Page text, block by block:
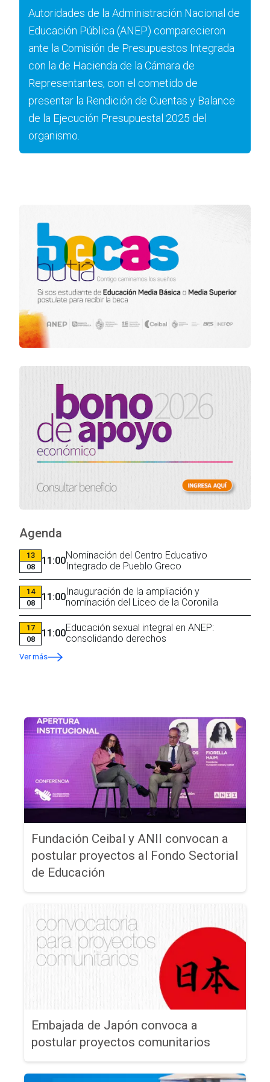
Autoridades de la Administración Nacional de
Educación Pública (ANEP) comparecieron
ante la Comisión de Presupuestos Integrada
con la de Hacienda de la Cámara de
Representantes, con el cometido de
presentar la Rendición de Cuentas y Balance
de la Ejecución Presupuestal 2025 del
organismo.
Agenda
13
08
11:00Nominación del Centro Educativo
Integrado de Pueblo Greco
14
08
11:00 Inauguración de la ampliación y
nominación del Liceo de la Coronilla
17
08
11:00Educación sexual integral en ANEP:
consolidando derechos
Ver más
Fundación Ceibal y ANII convocan a
postular proyectos al Fondo Sectorial
de Educación
Embajada de Japón convoca a
postular proyectos comunitarios